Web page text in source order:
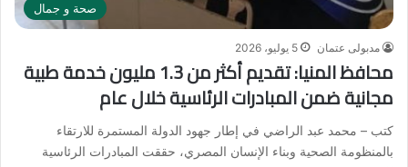
صحة و جمال
مدبولى عتمان 5 يوليو، 2026
محافظ المنيا: تقديم أكثر من 1.3 مليون خدمة طبية
مجانية ضمن المبادرات الرئاسية خلال عام
كتب – محمد عبد الراضي في إطار جهود الدولة المستمرة للارتقاء
بالمنظومة الصحية وبناء الإنسان المصري، حققت المبادرات الرئاسية